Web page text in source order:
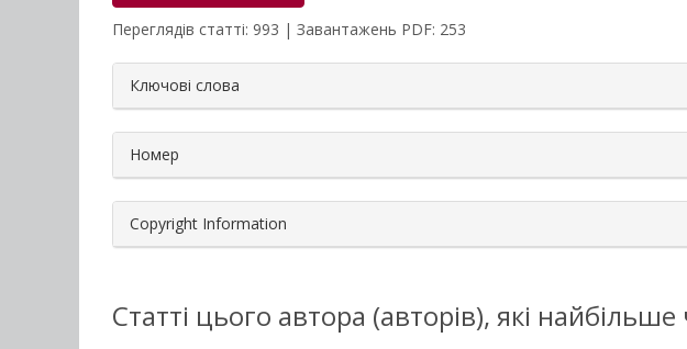
Переглядів статті: 993 | Завантажень PDF: 253
##plugins.themes.bootstrap3.article.details##
Ключові слова
Номер
Copyright Information
Статті цього автора (авторів), які